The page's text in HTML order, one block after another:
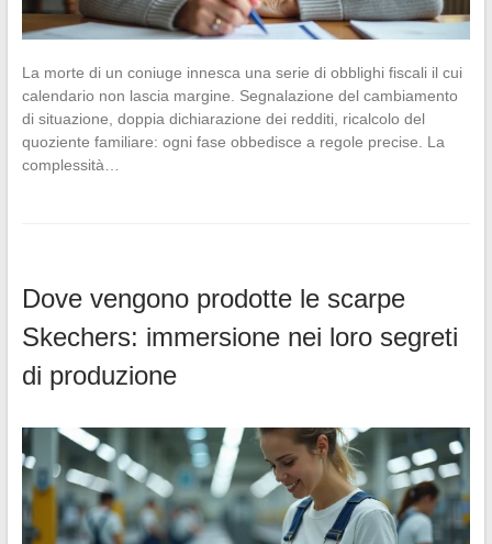
La morte di un coniuge innesca una serie di obblighi fiscali il cui
calendario non lascia margine. Segnalazione del cambiamento
di situazione, doppia dichiarazione dei redditi, ricalcolo del
quoziente familiare: ogni fase obbedisce a regole precise. La
complessità…
Dove vengono prodotte le scarpe
Skechers: immersione nei loro segreti
di produzione